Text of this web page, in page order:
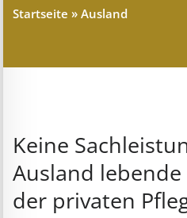
Startseite »Ausland
Keine
Ausland
der privaten